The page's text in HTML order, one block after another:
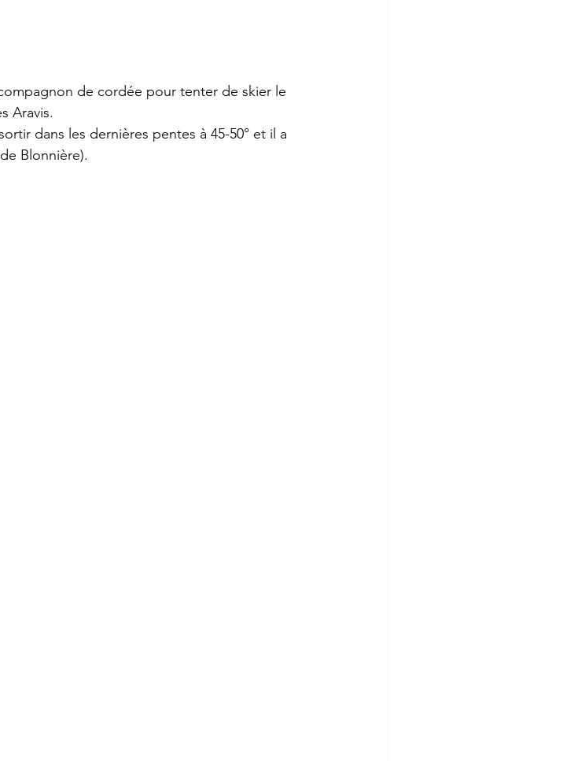
de cordée pour tenter de skier le
Aravis.
dans les dernières pentes à 45-50° et il a
Blonnière).